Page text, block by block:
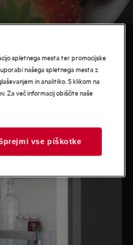
spletnega mesta ter promocijske
našega spletnega mesta z
in analitiko. S klikom na
Za več informacij obiščite naše
vse piškotke